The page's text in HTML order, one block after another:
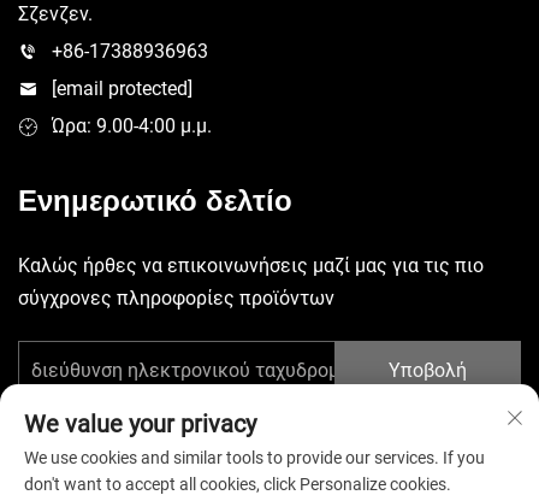
Σζενζεν.
+86-17388936963
[email protected]
Ώρα: 9.00-4:00 μ.μ.
Ενημερωτικό δελτίο
Καλώς ήρθες να επικοινωνήσεις μαζί μας για τις πιο
σύγχρονες πληροφορίες προϊόντων
Υποβολή
We value your privacy
We use cookies and similar tools to provide our services. If you
don't want to accept all cookies, click Personalize cookies.